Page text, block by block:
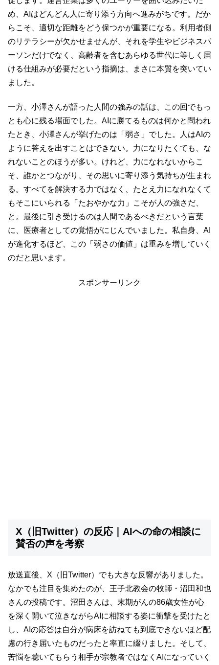
め、AIはどんどん人に寄り添う方向へ進みがちです。だか
らこそ、適切な距離をどう保つかが重要になる。利用者側
のリテラシーが欠かせませんが、それを学生やビジネスパ
ーソンだけでなく、高齢者を含むあらゆる世代に等しく届
ける仕組みが必要だという指摘は、まさに本質を突いてい
ました。
一方、小澤さんが語った人間の強みの話は、この回でもっ
とも心に残る場面でした。AIに勝てるものは何かと問われ
たとき、小澤さんが挙げたのは「弱さ」でした。人はAIの
ように答えを出すことはできない。力になりたくても、な
れないことのほうが多い。けれど、力になれないからこ
そ、誰かとつながり、その思いに寄り添う気持ちが生まれ
る。すべてを解決する力ではなく、たとえ力になれなくて
もそこにいられる「たおやかな力」こそが人の強さだ、
と。最後に引き受けるのは人間であるべきだという言葉
に、医療者としての覚悟がにじんでいました。私自身、AI
が進化するほど、この「弱さの価値」は重みを増していく
のだと思います。
スポンサーリンク
X（旧Twitter）の反応｜AIへの命の相談に
賛否の声を考察
放送直後、X（旧Twitter）でも大きな反響がありました。
なかでも注目を集めたのが、王子北教会の牧師・沼田和也
さんの投稿です。沼田さんは、末期がんの86歳女性が心
を深く開いて泣きながらAIに相談する姿に衝撃を受けたと
し、AIの応答は自分が病床を訪ねても到底できないほど配
慮の行き届いたものだったと率直に綴りました。そして、
苦悩を聴いてもらう相手が宗教者ではなくAIになっていく